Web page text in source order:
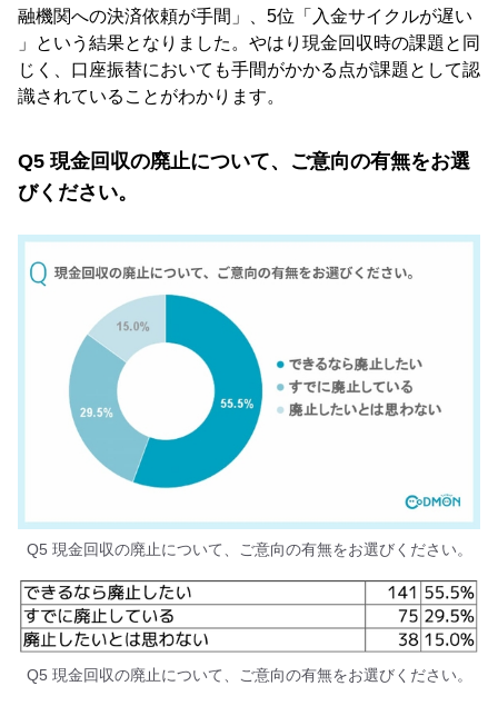
融機関への決済依頼が手間」、5位「入金サイクルが遅い
」という結果となりました。やはり現金回収時の課題と同
じく、口座振替においても手間がかかる点が課題として認
識されていることがわかります。
Q5 現金回収の廃止について、ご意向の有無をお選
びください。
Q5 現金回収の廃止について、ご意向の有無をお選びください。
Q5 現金回収の廃止について、ご意向の有無をお選びください。